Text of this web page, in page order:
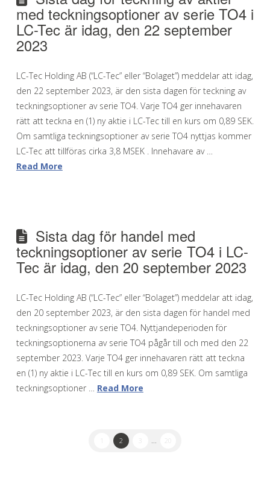
med teckningsoptioner av serie TO4 i
LC-Tec är idag, den 22 september
2023
LC-Tec Holding AB (“LC-Tec” eller “Bolaget”) meddelar att idag,
den 22 september 2023, är den sista dagen för teckning av
teckningsoptioner av serie TO4. Varje TO4 ger innehavaren
rätt att teckna en (1) ny aktie i LC-Tec till en kurs om 0,89 SEK.
Om samtliga teckningsoptioner av serie TO4 nyttjas kommer
LC-Tec att tillföras cirka 3,8 MSEK . Innehavare av …
Read More
Sista dag för handel med
teckningsoptioner av serie TO4 i LC-
Tec är idag, den 20 september 2023
LC-Tec Holding AB (“LC-Tec” eller “Bolaget”) meddelar att idag,
den 20 september 2023, är den sista dagen för handel med
teckningsoptioner av serie TO4. Nyttjandeperioden för
teckningsoptionerna av serie TO4 pågår till och med den 22
september 2023. Varje TO4 ger innehavaren rätt att teckna
en (1) ny aktie i LC-Tec till en kurs om 0,89 SEK. Om samtliga
teckningsoptioner … Read More
2 ...